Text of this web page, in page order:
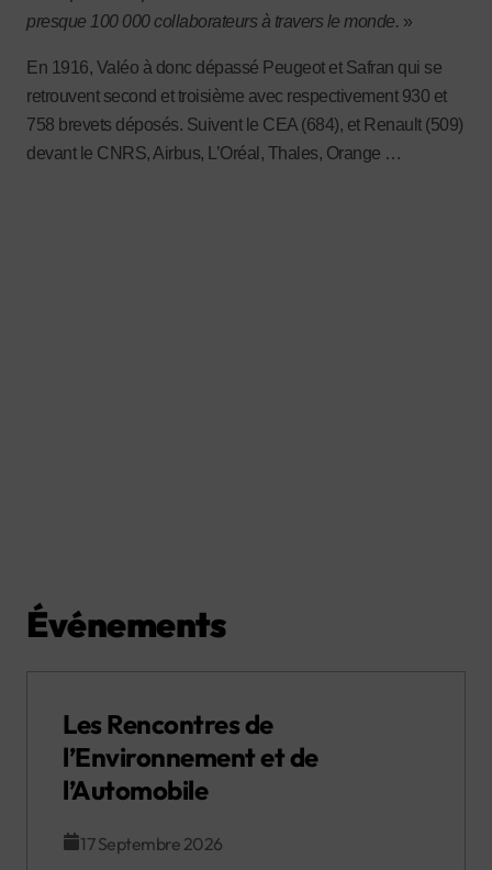
presque 100 000 collaborateurs à travers le monde. »
En 1916, Valéo à donc dépassé Peugeot et Safran qui se
retrouvent second et troisième avec respectivement 930 et
758 brevets déposés. Suivent le CEA (684), et Renault (509)
devant le CNRS, Airbus, L’Oréal, Thales, Orange …
Événements
Les Rencontres de
l’Environnement et de
l’Automobile
17 Septembre 2026